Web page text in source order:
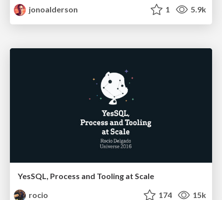
jonoalderson
1 5.9k
YesSQL, Process and Tooling at Scale
rocio
174 15k